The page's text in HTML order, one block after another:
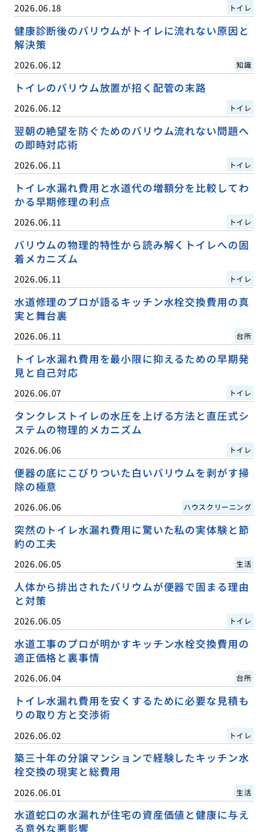
2026.06.18 トイレ
健康診断後のバリウムがトイレに流れない原因と
解決策
2026.06.12 知識
トイレのバリウム放置が招く配管の末路
2026.06.12 トイレ
翌朝の絶望を防ぐためのバリウム流れない問題へ
の即時対応術
2026.06.11 トイレ
トイレ水漏れ費用と水道代の増額分を比較してわ
かる早期修理の利点
2026.06.11 トイレ
バリウムの物理的特性から読み解くトイレへの固
着メカニズム
2026.06.11 トイレ
水道修理のプロが語るキッチン水栓交換費用の真
実と舞台裏
2026.06.11 台所
トイレ水漏れ費用を最小限に抑えるための早期発
見と自己対応
2026.06.07 トイレ
タンクレストイレの水圧を上げる方法と直圧式シ
ステムの物理的メカニズム
2026.06.06 トイレ
便器の底にこびりついた白いバリウムを剥がす掃
除の極意
2026.06.06 ハウスクリーニング
突然のトイレ水漏れ費用に驚いた私の実体験と節
約の工夫
2026.06.05 生活
人体から排出されたバリウムが便器で固まる理由
と対策
2026.06.05 トイレ
水道工事のプロが明かすキッチン水栓交換費用の
適正価格と裏事情
2026.06.04 台所
トイレ水漏れ費用を安くするために必要な見積も
りの取り方と交渉術
2026.06.02 トイレ
築三十年の分譲マンションで経験したキッチン水
栓交換の現実と総費用
2026.06.01 生活
水道蛇口の水漏れが住宅の資産価値と健康に与え
る意外な悪影響